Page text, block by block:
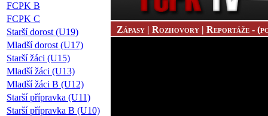
FCPK B
FCPK C
Starší dorost (U19)
Mladší dorost (U17)
Starší žáci (U15)
Mladší žáci (U13)
Mladší žáci B (U12)
Starší přípravka (U11)
Starší přípravka B (U10)
Zápasy | Rozhovory | Reportáže -